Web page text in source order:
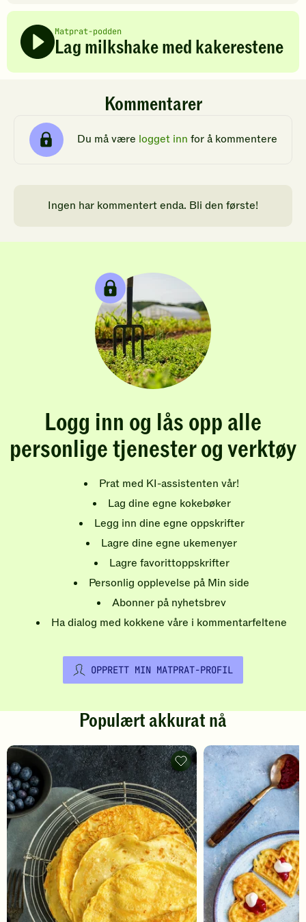
Matprat-podden
Lag milkshake med kakerestene
Kommentarer
Du må være logget inn for å kommentere
Ingen har kommentert enda. Bli den første!
Logg inn og lås opp alle
personlige tjenester og verktøy
Prat med KI-assistenten vår!
Lag dine egne kokebøker
Legg inn dine egne oppskrifter
Lagre dine egne ukemenyer
Lagre favorittoppskrifter
Personlig opplevelse på Min side
Abonner på nyhetsbrev
Ha dialog med kokkene våre i kommentarfeltene
OPPRETT MIN MATPRAT-PROFIL
Populært akkurat nå
Pannekaker
-
legg
til
favoritter